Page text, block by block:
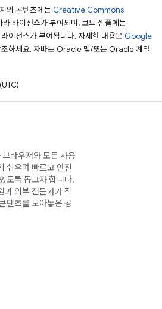
의 콘텐츠에는 Creative Commons
라 라이선스가 부여되며, 코드 샘플에는
이선스가 부여됩니다. 자세한 내용은 Google
조하세요. 자바는 Oracle 및/또는 Oracle 계열
라우저와 모든 사용
쉬우며 빠르고 안전
도록 돕고자 합니다.
외부 전문가가 작
텐츠를 모아놓은 공